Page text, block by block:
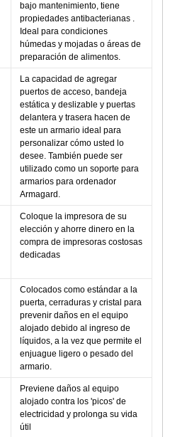
bajo mantenimiento, tiene
propiedades antibacterianas .
Ideal para condiciones
húmedas y mojadas o áreas de
preparación de alimentos.
La capacidad de agregar
puertos de acceso, bandeja
estática y deslizable y puertas
delantera y trasera hacen de
este un armario ideal para
personalizar cómo usted lo
desee. También puede ser
utilizado como un soporte para
armarios para ordenador
Armagard.
Coloque la impresora de su
elección y ahorre dinero en la
compra de impresoras costosas
dedicadas
Colocados como estándar a la
puerta, cerraduras y cristal para
prevenir daños en el equipo
alojado debido al ingreso de
líquidos, a la vez que permite el
enjuague ligero o pesado del
armario.
Previene daños al equipo
alojado contra los 'picos' de
electricidad y prolonga su vida
útil